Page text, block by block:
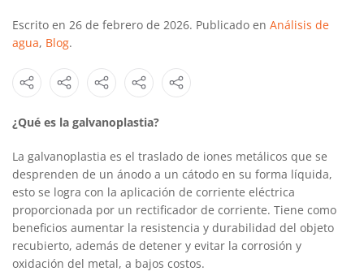
Escrito en 26 de febrero de 2026. Publicado en Análisis de
agua, Blog.
¿Qué es la galvanoplastia?
La galvanoplastia es el traslado de iones metálicos que se
desprenden de un ánodo a un cátodo en su forma líquida,
esto se logra con la aplicación de corriente eléctrica
proporcionada por un rectificador de corriente. Tiene como
beneficios aumentar la resistencia y durabilidad del objeto
recubierto, además de detener y evitar la corrosión y
oxidación del metal, a bajos costos.